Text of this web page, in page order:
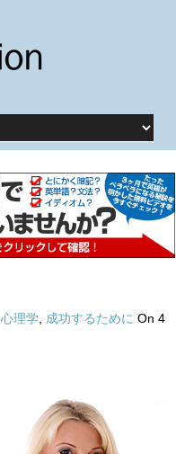
心理学 成功するために On 4